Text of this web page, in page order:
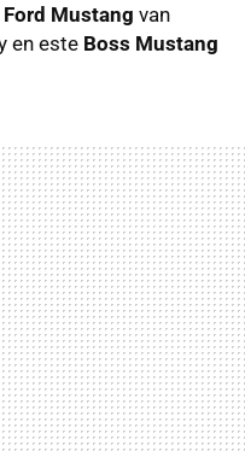
Ford Mustang van
en este Boss Mustang